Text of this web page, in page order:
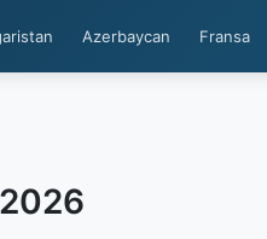
Azerbaycan Fransa